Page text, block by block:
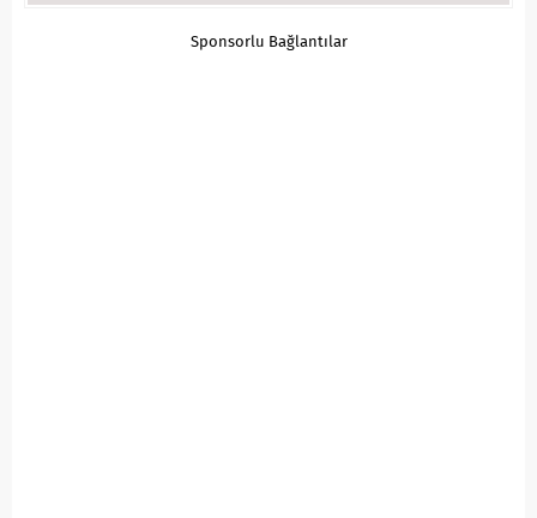
Sponsorlu Bağlantılar